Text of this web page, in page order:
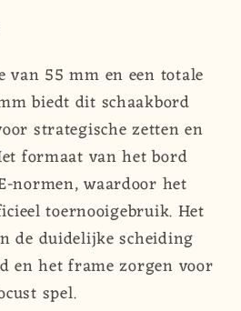
van 55 mm en een totale
biedt dit schaakbord
strategische zetten en
formaat van het bord
normen, waardoor het
toernooigebruik. Het
de duidelijke scheiding
en het frame zorgen voor
spel.